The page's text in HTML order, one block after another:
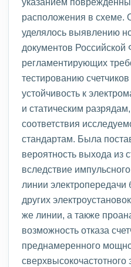
расположения в схеме.
уделялось выявлению
документов Российской
регламентирующих
тестированию
устойчивость к
и статическим
соответствия
стандартам. Была
вероятность выхода из
вследствие
линии
других
же линии, а также
возможность отказа
преднамеренного
сверхвысокочастотного